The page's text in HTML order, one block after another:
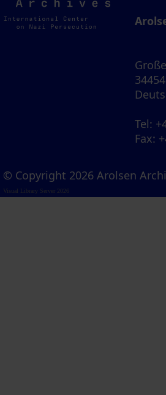
Archives
Tel:
Fax:
© Copyright 2026 Arolsen
Visual Library Server 2026